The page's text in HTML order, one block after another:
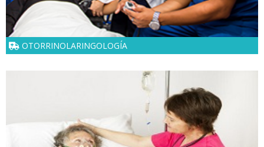
OTORRINOLARINGOLOGÍA